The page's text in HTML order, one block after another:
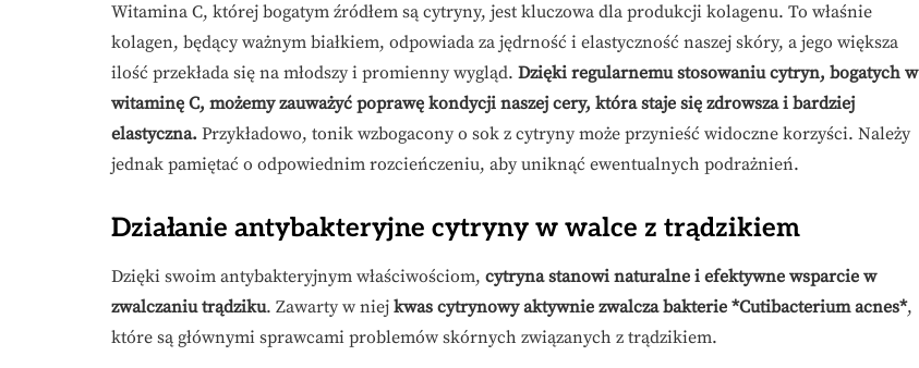
Witamina C, której bogatym źródłem są cytryny, jest kluczowa dla produkcji kolagenu. To właśnie
kolagen, będący ważnym białkiem, odpowiada za jędrność i elastyczność naszej skóry, a jego większa
ilość przekłada się na młodszy i promienny wygląd. Dzięki regularnemu stosowaniu cytryn, bogatych w
witaminę C, możemy zauważyć poprawę kondycji naszej cery, która staje się zdrowsza i bardziej
elastyczna. Przykładowo, tonik wzbogacony o sok z cytryny może przynieść widoczne korzyści. Należy
jednak pamiętać o odpowiednim rozcieńczeniu, aby uniknąć ewentualnych podrażnień.
Działanie antybakteryjne cytryny w walce z trądzikiem
Dzięki swoim antybakteryjnym właściwościom, cytryna stanowi naturalne i efektywne wsparcie w
zwalczaniu trądziku. Zawarty w niej kwas cytrynowy aktywnie zwalcza bakterie *Cutibacterium acnes*,
które są głównymi sprawcami problemów skórnych związanych z trądzikiem.